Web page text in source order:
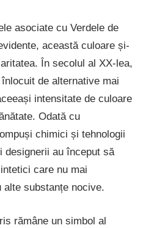
asociate cu Verdele de
această culoare și-
În secolul al XX-lea,
de alternative mai
intensitate de culoare
Odată cu
chimici și tehnologii
designerii au început să
care nu mai
substanțe nocive.
rămâne un simbol al